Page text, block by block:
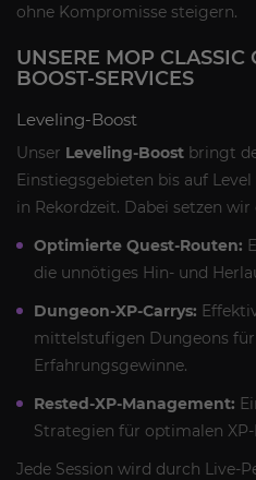
ohne Kompromisse steigern.
UNSERE MOP CLASSIC
BOOST-SERVICES
Leveling-Boost
Unser Leveling-Boost bringt
Einstiegsgebieten bis auf
in Rekordzeit. Dabei setzen wir
Optimierte Quest-Routen:
die unnötiges Hin- und
Dungeon-XP-Carrys:
mittelstufigen Dungeons
Erfahrungsgewinne.
Rested-XP-Management:
Strategien für optimalen
Jede Session wird durch Live-